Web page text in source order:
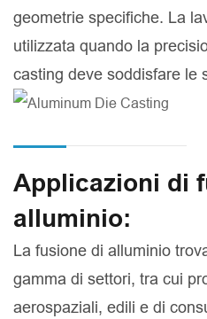
geometrie specifiche. La
utilizzata quando la
casting deve soddisfare le
Applicazioni di
alluminio:
La fusione di alluminio
gamma di settori, tra cui
aerospaziali, edili e di